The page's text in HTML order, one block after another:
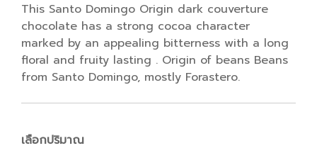
This Santo Domingo Origin dark couverture
chocolate has a strong cocoa character
marked by an appealing bitterness with a long
floral and fruity lasting . Origin of beans Beans
from Santo Domingo, mostly Forastero.
เลือกปริมาณ